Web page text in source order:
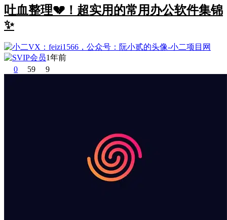
吐血整理💔！超实用的常用办公软件集锦
✨
1年前
0
59 9